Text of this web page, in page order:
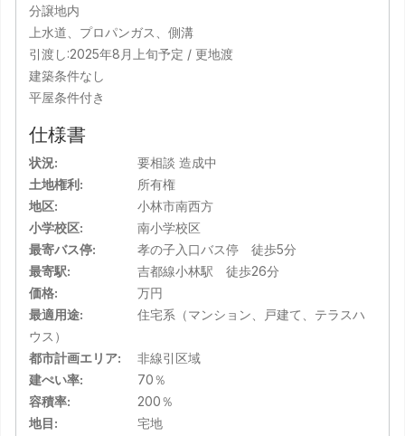
分譲地内
上水道、プロパンガス、側溝
引渡し:2025年8月上旬予定 / 更地渡
建築条件なし
平屋条件付き
仕様書
状況:
要相談 造成中
土地権利:
所有権
地区:
小林市南西方
小学校区:
南小学校区
最寄バス停:
孝の子入口バス停 徒歩5分
最寄駅:
吉都線小林駅 徒歩26分
価格:
万円
最適用途:
住宅系（マンション、戸建て、テラスハ
ウス）
都市計画エリア:
非線引区域
建ぺい率:
70％
容積率:
200％
地目:
宅地